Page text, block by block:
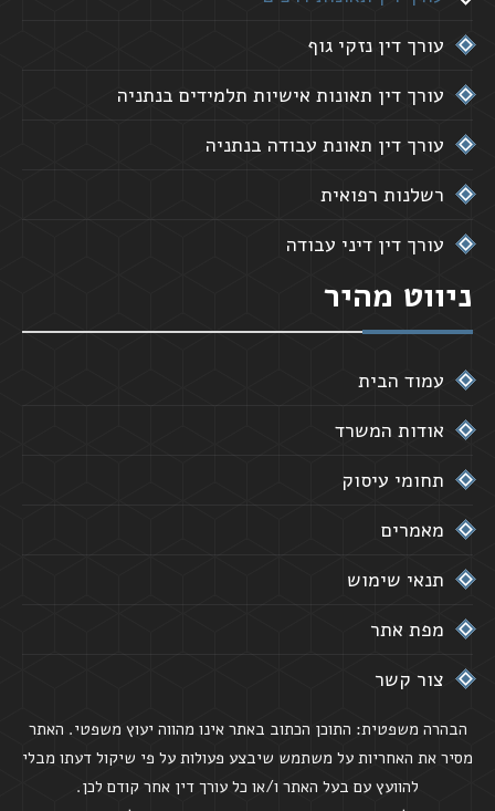
עורך דין נזקי גוף
עורך דין תאונות אישיות תלמידים בנתניה
עורך דין תאונת עבודה בנתניה
רשלנות רפואית
עורך דין דיני עבודה
ניווט מהיר
עמוד הבית
אודות המשרד
תחומי עיסוק
מאמרים
תנאי שימוש
מפת אתר
צור קשר
הבהרה משפטית: התוכן הכתוב באתר אינו מהווה יעוץ משפטי. האתר
מסיר את האחריות על משתמש שיבצע פעולות על פי שיקול דעתו מבלי
להוועץ עם בעל האתר ו/או כל עורך דין אחר קודם לכן.